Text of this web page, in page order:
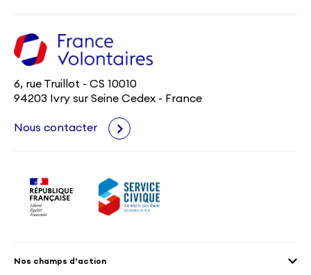
6, rue Truillot - CS 10010
94203 Ivry sur Seine Cedex - France
Nous contacter
Nos champs d’action